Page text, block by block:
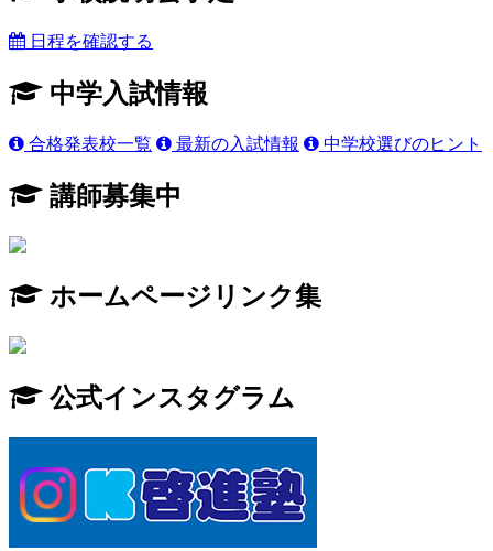
日程を確認する
中学入試情報
合格発表校一覧 最新の入試情報 中学校選びのヒント
講師募集中
ホームページリンク集
公式インスタグラム